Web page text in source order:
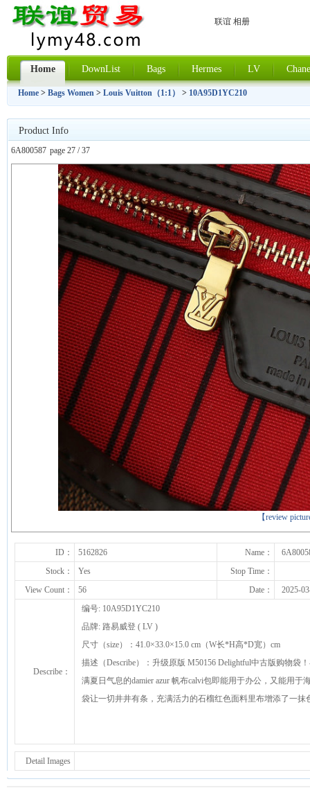
联谊 相册
Home DownList Bags Hermes LV
Home > Bags Women > Louis Vuitton（1:1） > 10A95D1YC210
Product Info
6A800587 page 27 / 37
【review
上一张
下一张
ID： 5162826 Name：
Stock：
Yes
Stop Time：
View Count：
56 Date： 2025-
Describe：
编号: 10A95D1YC210
品牌: 路易威登 ( LV )
尺寸（size）：41.0×33.0×15.0 cm（W长*H高*D宽）cm
描述（Describe）：升级原版 M50156 Delightful中古版购物
满夏日气息的damier azur 帆布calvi包即能用于办公，又能用
袋让一切井井有条，充满活力的石榴红色面料里布增添了一
Detail Images